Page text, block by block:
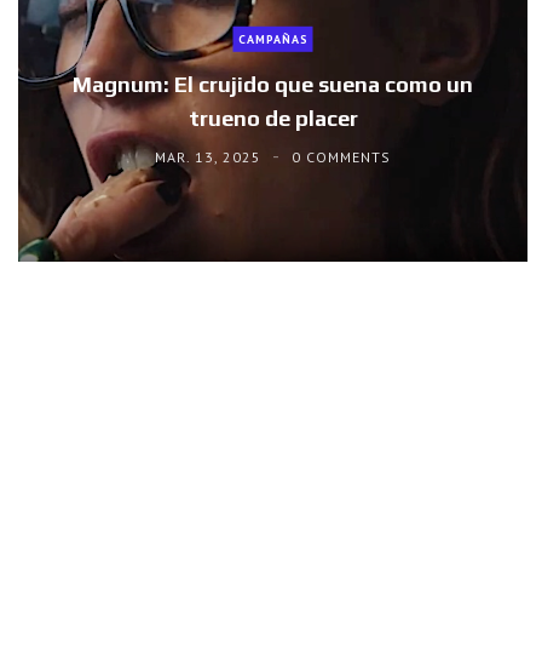
CAMPAÑAS
Magnum: El crujido que suena como un
trueno de placer
MAR. 13, 2025 0 COMMENTS